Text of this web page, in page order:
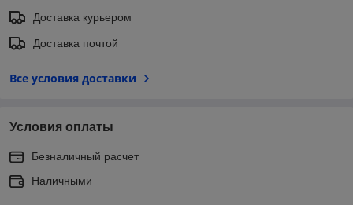
Доставка курьером
Доставка почтой
Все условия доставки
Условия оплаты
Безналичный расчет
Наличными